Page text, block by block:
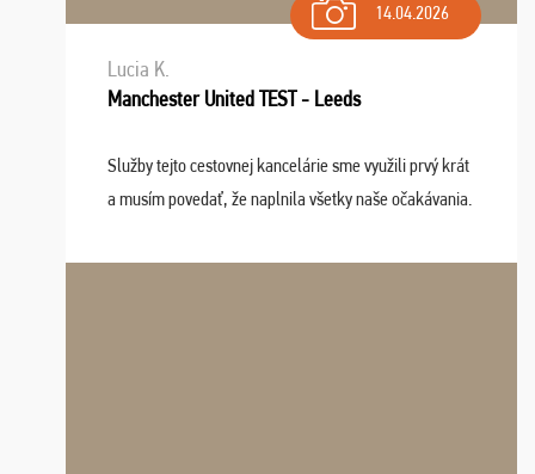
14.04.2026
Lucia K.
Manchester United TEST - Leeds
Služby tejto cestovnej kancelárie sme využili prvý krát
a musím povedať, že naplnila všetky naše očakávania.
dispozícii nonstop (milí, profesionálni ...